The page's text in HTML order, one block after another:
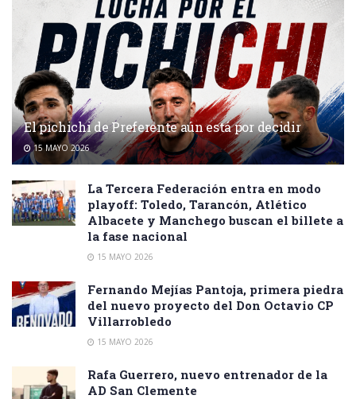
El pichichi de Preferente aún está por decidir
15 MAYO 2026
La Tercera Federación entra en modo
playoff: Toledo, Tarancón, Atlético
Albacete y Manchego buscan el billete a
la fase nacional
15 MAYO 2026
Fernando Mejías Pantoja, primera piedra
del nuevo proyecto del Don Octavio CP
Villarrobledo
15 MAYO 2026
Rafa Guerrero, nuevo entrenador de la
AD San Clemente